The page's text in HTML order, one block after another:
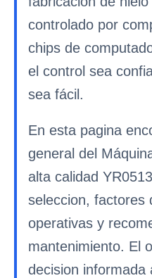
controlado por
chips de
el control sea
sea fácil.
En esta pagina
general del
alta calidad
seleccion, factores
operativas y
mantenimiento. El
decision informada